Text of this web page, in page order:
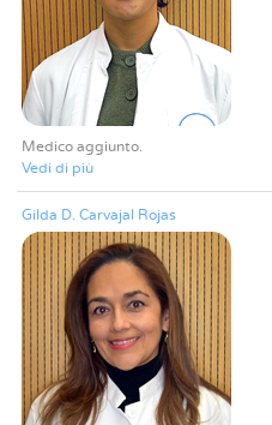
Medico aggiunto
Vedi di più
Gilda D. Carvajal Rojas